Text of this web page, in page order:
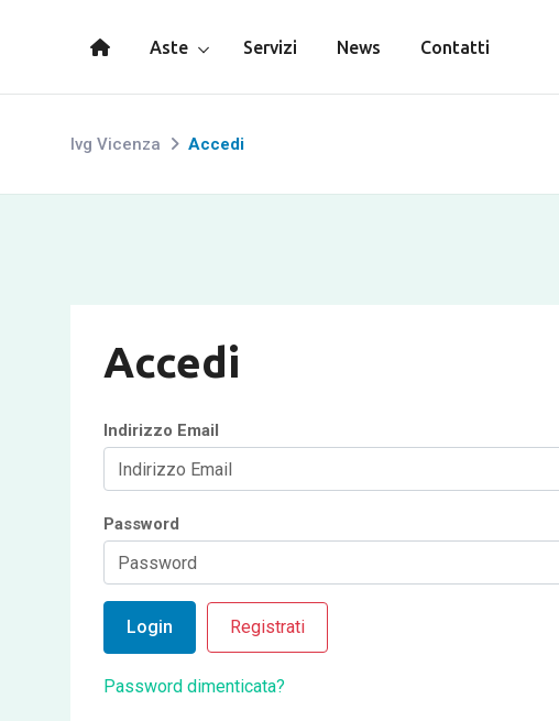
Aste Servizi News Contatti
Ivg Vicenza Accedi
Accedi
Indirizzo Email
Password
Login Registrati
Password dimenticata?